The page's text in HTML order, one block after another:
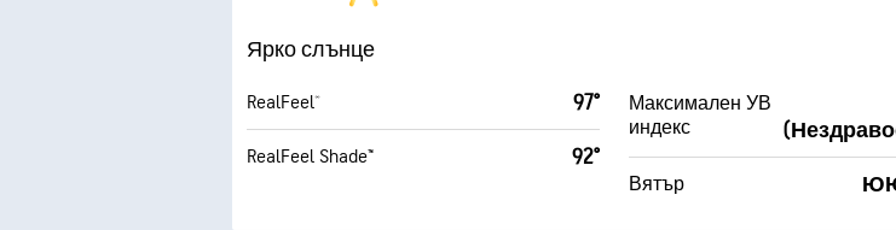
Ярко слънце
RealFeel® 97°
RealFeel Shade™ 92°
Максимален УВ
индекс
Вятър